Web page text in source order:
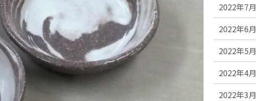
2022年7月
2022年6月
2022年5月
2022年4月
2022年3月